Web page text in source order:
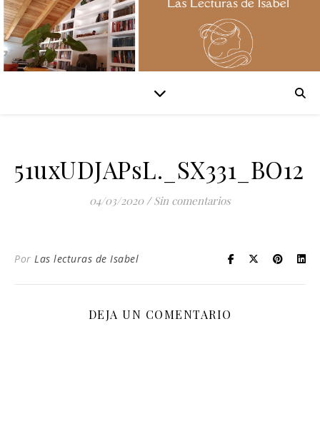
04/03/2020 / Sin comentarios
Por Las lecturas de Isabel
DEJA UN COMENTARIO